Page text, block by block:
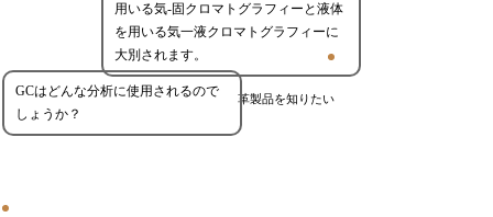
用いる気-固クロマトグラフィーと液体
を用いる気一液クロマトグラフィーに
大別されます。
革製品を知りたい
GCはどんな分析に使用されるので
しょうか？